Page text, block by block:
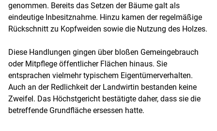
genommen. Bereits das Setzen der Bäume galt als
eindeutige Inbesitznahme. Hinzu kamen der regelmäßige
Rückschnitt zu Kopfweiden sowie die Nutzung des Holzes.
Diese Handlungen gingen über bloßen Gemeingebrauch
oder Mitpflege öffentlicher Flächen hinaus. Sie
entsprachen vielmehr typischem Eigentümerverhalten.
Auch an der Redlichkeit der Landwirtin bestanden keine
Zweifel. Das Höchstgericht bestätigte daher, dass sie die
betreffende Grundfläche ersessen hatte.